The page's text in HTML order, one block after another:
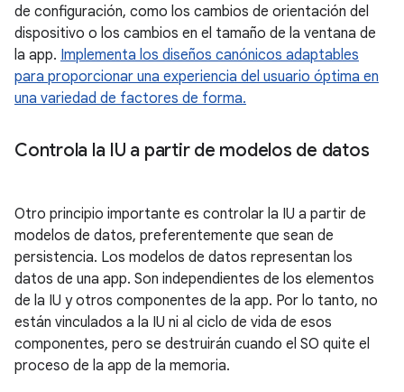
de configuración, como los cambios de orientación del
dispositivo o los cambios en el tamaño de la ventana de
la app. Implementa los diseños canónicos adaptables
para proporcionar una experiencia del usuario óptima en
una variedad de factores de forma.
Controla la IU a partir de modelos de datos
Otro principio importante es controlar la IU a partir de
modelos de datos, preferentemente que sean de
persistencia. Los modelos de datos representan los
datos de una app. Son independientes de los elementos
de la IU y otros componentes de la app. Por lo tanto, no
están vinculados a la IU ni al ciclo de vida de esos
componentes, pero se destruirán cuando el SO quite el
proceso de la app de la memoria.